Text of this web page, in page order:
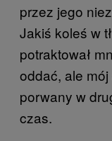
przez jego
Jakiś koleś w
potraktował
oddać, ale
porwany w
czas.